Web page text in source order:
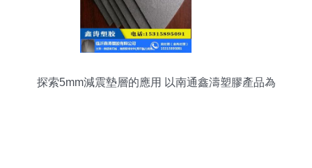
探索5mm減震墊層的應用 以南通鑫濤塑膠產品為